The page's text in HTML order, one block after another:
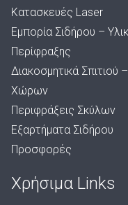
Κατασκευές Laser
Εμπορία Σιδήρου –
Περίφραξης
Διακοσμητικά Σπιτιού
Χώρων
Περιφράξεις Σκύλων
Εξαρτήματα Σιδήρου
Προσφορές
Χρήσιμα Links